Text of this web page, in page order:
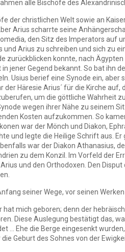
alle Bischöfe des
der christlichen Welt sowie an
Arius scharrte seine
den Sitz des Imperators auf
Arius zu schreiben und sich zu
zurückblicken konnte, nach
jener Gegend bekannt. So bat ihn
Usius berief eine Synode ein,
der Häresie Arius´ für die Kirche
um die göttliche Wahrheit
wegen ihrer Nähe zu seinem
Kosten aufzukommen. So
war der Mönch und Diakon,
und legte die Heilige Schrift aus. Er
war der Diakon
zu dem Konzil. Im Vorfeld der
und den Orthodoxen. Den
seiner Wege, vor seinen Werken
mich geboren; denn der
Diese Auslegung bestätigt das,
... Ehe die Berge eingesenkt
Geburt des Sohnes von der